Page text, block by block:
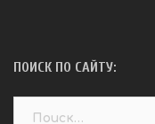
ПОИСК ПО САЙТУ: